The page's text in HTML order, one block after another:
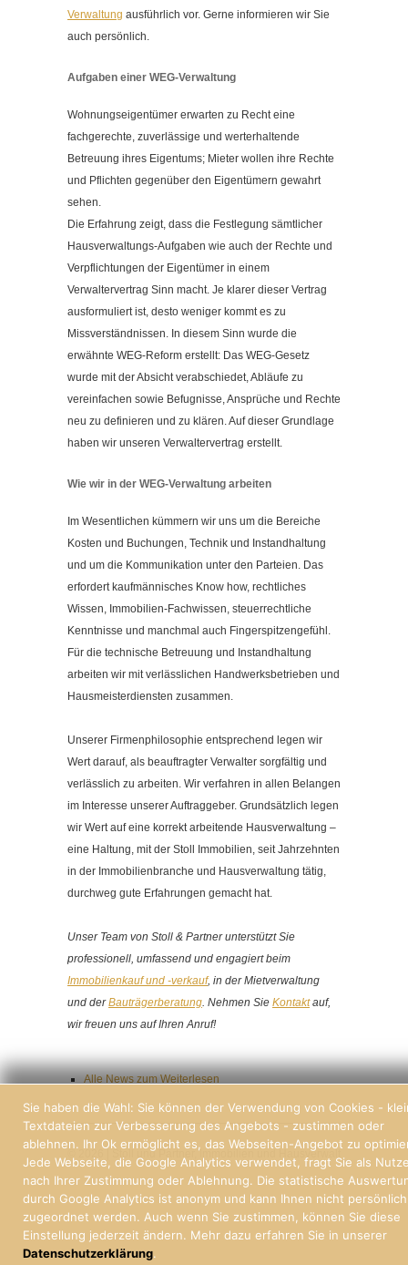
Verwaltung ausführlich vor. Gerne informieren wir Sie
auch persönlich.
Aufgaben einer WEG-Verwaltung
Wohnungseigentümer erwarten zu Recht eine
fachgerechte, zuverlässige und werterhaltende
Betreuung ihres Eigentums; Mieter wollen ihre Rechte
und Pflichten gegenüber den Eigentümern gewahrt
sehen.
Die Erfahrung zeigt, dass die Festlegung sämtlicher
Hausverwaltungs-Aufgaben wie auch der Rechte und
Verpflichtungen der Eigentümer in einem
Verwaltervertrag Sinn macht. Je klarer dieser Vertrag
ausformuliert ist, desto weniger kommt es zu
Missverständnissen. In diesem Sinn wurde die
erwähnte WEG-Reform erstellt: Das WEG-Gesetz
wurde mit der Absicht verabschiedet, Abläufe zu
vereinfachen sowie Befugnisse, Ansprüche und Rechte
neu zu definieren und zu klären. Auf dieser Grundlage
haben wir unseren Verwaltervertrag erstellt.
Wie wir in der WEG-Verwaltung arbeiten
Im Wesentlichen kümmern wir uns um die Bereiche
Kosten und Buchungen, Technik und Instandhaltung
und um die Kommunikation unter den Parteien. Das
erfordert kaufmännisches Know how, rechtliches
Wissen, Immobilien-Fachwissen, steuerrechtliche
Kenntnisse und manchmal auch Fingerspitzengefühl.
Für die technische Betreuung und Instandhaltung
arbeiten wir mit verlässlichen Handwerksbetrieben und
Hausmeisterdiensten zusammen.
Unserer Firmenphilosophie entsprechend legen wir
Wert darauf, als beauftragter Verwalter sorgfältig und
verlässlich zu arbeiten. Wir verfahren in allen Belangen
im Interesse unserer Auftraggeber. Grundsätzlich legen
wir Wert auf eine korrekt arbeitende Hausverwaltung –
eine Haltung, mit der Stoll Immobilien, seit Jahrzehnten
in der Immobilienbranche und Hausverwaltung tätig,
durchweg gute Erfahrungen gemacht hat.
Unser Team von Stoll & Partner unterstützt Sie
professionell, umfassend und engagiert beim
Immobilienkauf und -verkauf, in der Mietverwaltung
und derBauträgerberatung. Nehmen Sie Kontaktauf,
wir freuen uns auf Ihren Anruf!
Alle News zum Weiterlesen
© 2026 | Stoll und Partner, Immobilien und Hausverwaltung Freiburg
Sie haben die Wahl: Sie können der Verwendung von Cookies -
Textdateien zur Verbesserung des Angebots - zustimmen oder
ablehnen. Ihr Ok ermöglicht es, das Webseiten-Angebot zu
Jede Webseite, die Google Analytics verwendet, fragt Sie als
nach Ihrer Zustimmung oder Ablehnung. Die statistische
durch Google Analytics ist anonym und kann Ihnen nicht persönlich
zugeordnet werden. Auch wenn Sie zustimmen, können Sie diese
Einstellung jederzeit ändern. Mehr dazu erfahren Sie in unserer
Datenschutzerklärung.